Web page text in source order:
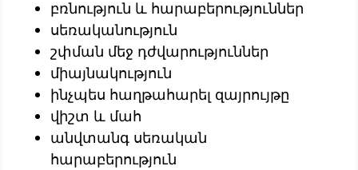
բռնություն և հարաբերություններ
սեռականություն
շփման մեջ դժվարություններ
միայնակություն
ինչպես հաղթահարել զայրույթը
վիշտ և մահ
անվտանգ սեռական
հարաբերություն